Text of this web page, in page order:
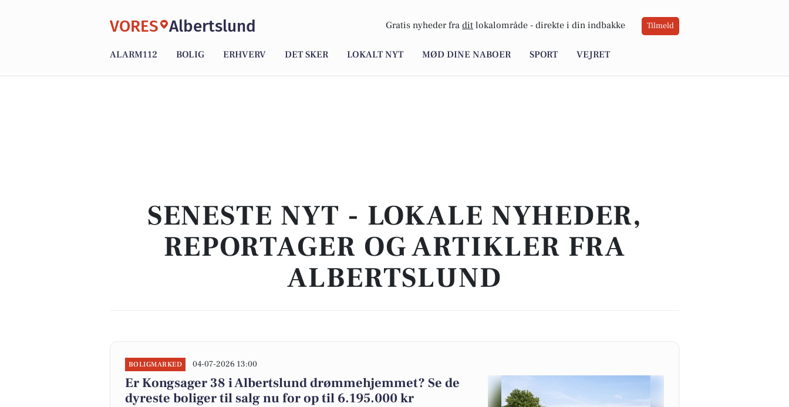
VORES Albertslund Gratis nyheder fra dit lokalområde - direkte i din indbakke Tilmeld
ALARM112 BOLIG ERHVERV DET SKER LOKALT NYT MØD DINE NABOER SPORT VEJRET
SENESTE NYT - LOKALE NYHEDER,
REPORTAGER OG ARTIKLER FRA
ALBERTSLUND
BOLIGMARKED 04-07-2026 13:00
Er Kongsager 38 i Albertslund drømmehjemmet? Se de
dyreste boliger til salg nu for op til 6.195.000 kr